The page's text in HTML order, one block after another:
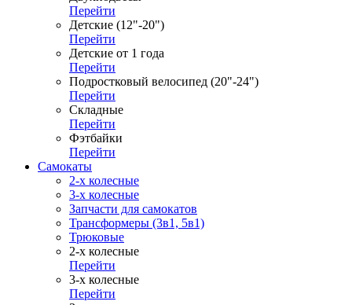
Перейти
Детские (12"-20")
Перейти
Детские от 1 года
Перейти
Подростковый велосипед (20"-24")
Перейти
Складные
Перейти
Фэтбайки
Перейти
Самокаты
2-х колесные
3-х колесные
Запчасти для самокатов
Трансформеры (3в1, 5в1)
Трюковые
2-х колесные
Перейти
3-х колесные
Перейти